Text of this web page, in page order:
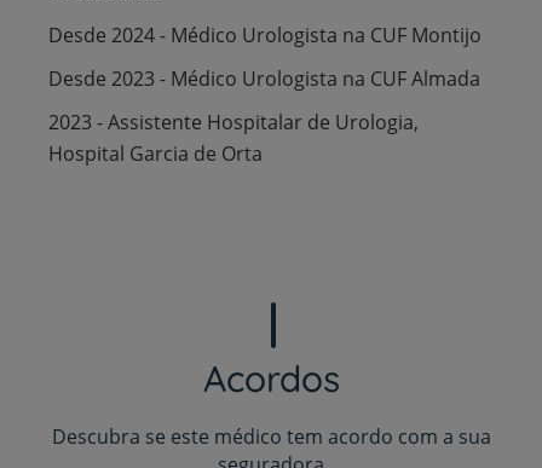
Desde 2024 - Médico Urologista na CUF Montijo
Desde 2023 - Médico Urologista na CUF Almada
2023 - Assistente Hospitalar de Urologia,
Hospital Garcia de Orta
Acordos
Descubra se este médico tem acordo com a sua